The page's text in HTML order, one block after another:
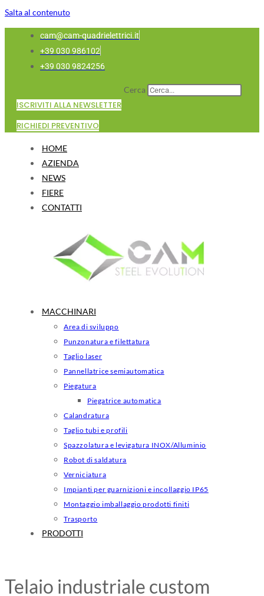
Salta al contenuto
cam@cam-quadrielettrici.it
+39 030 986102
+39 030 9824256
Cerca
ISCRIVITI ALLA NEWSLETTER
RICHIEDI PREVENTIVO
HOME
AZIENDA
NEWS
FIERE
CONTATTI
MACCHINARI
Area di sviluppo
Punzonatura e filettatura
Taglio laser
Pannellatrice semiautomatica
Piegatura
Piegatrice automatica
Calandratura
Taglio tubi e profili
Spazzolatura e levigatura INOX/Alluminio
Robot di saldatura
Verniciatura
Impianti per guarnizioni e incollaggio IP65
Montaggio imballaggio prodotti finiti
Trasporto
PRODOTTI
Telaio industriale custom